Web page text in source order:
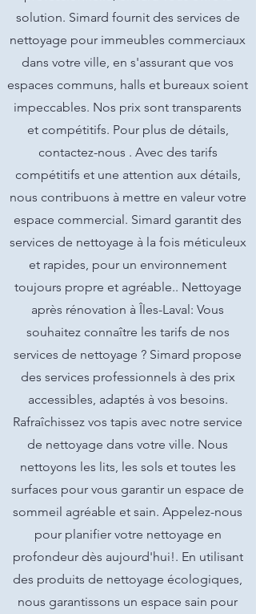
solution. Simard fournit des services de
nettoyage pour immeubles commerciaux
dans votre ville, en s'assurant que vos
espaces communs, halls et bureaux soient
impeccables. Nos prix sont transparents
et compétitifs. Pour plus de détails,
contactez-nous . Avec des tarifs
compétitifs et une attention aux détails,
nous contribuons à mettre en valeur votre
espace commercial. Simard garantit des
services de nettoyage à la fois méticuleux
et rapides, pour un environnement
toujours propre et agréable.. Nettoyage
après rénovation à Îles-Laval: Vous
souhaitez connaître les tarifs de nos
services de nettoyage ? Simard propose
des services professionnels à des prix
accessibles, adaptés à vos besoins.
Rafraîchissez vos tapis avec notre service
de nettoyage dans votre ville. Nous
nettoyons les lits, les sols et toutes les
surfaces pour vous garantir un espace de
sommeil agréable et sain. Appelez-nous
pour planifier votre nettoyage en
profondeur dès aujourd'hui!. En utilisant
des produits de nettoyage écologiques,
nous garantissons un espace sain pour